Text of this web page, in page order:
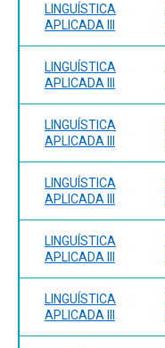
LINGUÍSTICA
APLICADA III
LINGUÍSTICA
APLICADA III
LINGUÍSTICA
APLICADA III
LINGUÍSTICA
APLICADA III
LINGUÍSTICA
APLICADA III
LINGUÍSTICA
APLICADA III